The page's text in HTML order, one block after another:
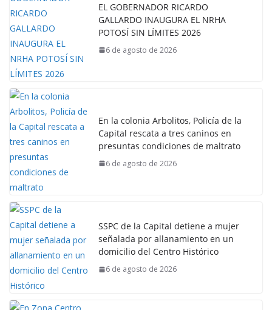
EL GOBERNADOR RICARDO
GALLARDO INAUGURA EL NRHA
POTOSÍ SIN LÍMITES 2026
6 de agosto de 2026
En la colonia Arbolitos, Policía de la
Capital rescata a tres caninos en
presuntas condiciones de maltrato
6 de agosto de 2026
SSPC de la Capital detiene a mujer
señalada por allanamiento en un
domicilio del Centro Histórico
6 de agosto de 2026